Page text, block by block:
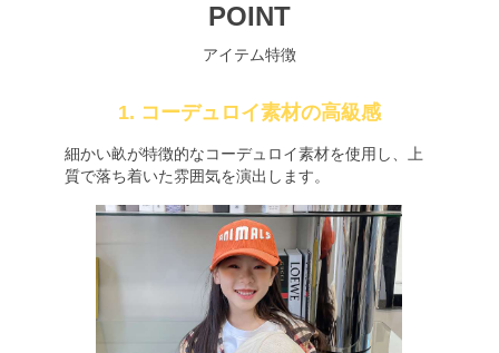
POINT
アイテム特徴
1. コーデュロイ素材の高級感
細かい畝が特徴的なコーデュロイ素材を使用し、上
質で落ち着いた雰囲気を演出します。